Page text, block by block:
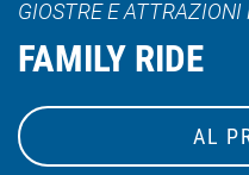
GIOSTRE E
FAMILY RIDE
AL